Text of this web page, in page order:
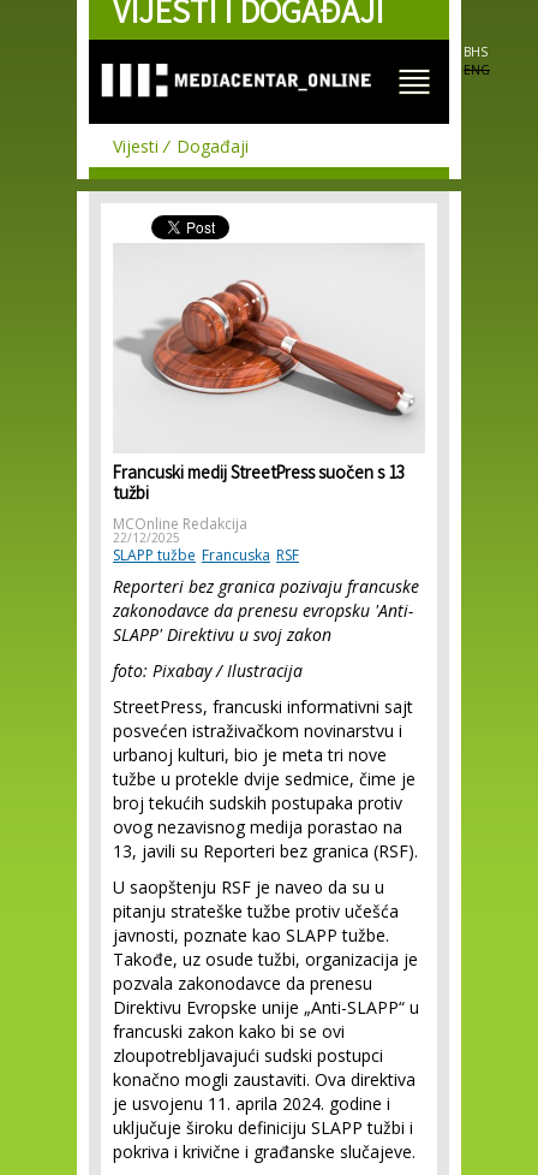
Skip to
main
VIJESTI I DOGAĐAJI
BHS
ENG
Vijesti Događaji
Francuski medij StreetPress suočen s 13
tužbi
MCOnline Redakcija
22/12/2025
SLAPP tužbe Francuska RSF
Reporteri bez granica pozivaju francuske
zakonodavce da prenesu evropsku 'Anti-
SLAPP' Direktivu u svoj zakon
foto: Pixabay / Ilustracija
StreetPress, francuski informativni sajt
posvećen istraživačkom novinarstvu i
urbanoj kulturi, bio je meta tri nove
tužbe u protekle dvije sedmice, čime je
broj tekućih sudskih postupaka protiv
ovog nezavisnog medija porastao na
13, javili su Reporteri bez granica (RSF).
U saopštenju RSF je naveo da su u
pitanju strateške tužbe protiv učešća
javnosti, poznate kao SLAPP tužbe.
Takođe, uz osude tužbi, organizacija je
pozvala zakonodavce da prenesu
Direktivu Evropske unije „Anti-SLAPP“ u
francuski zakon kako bi se ovi
zloupotrebljavajući sudski postupci
konačno mogli zaustaviti. Ova direktiva
je usvojenu 11. aprila 2024. godine i
uključuje široku definiciju SLAPP tužbi i
pokriva i krivične i građanske slučajeve.